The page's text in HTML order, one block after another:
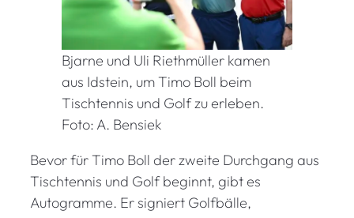
Bjarne und Uli Riethmüller kamen
aus Idstein, um Timo Boll beim
Tischtennis und Golf zu erleben.
Foto: A. Bensiek
Bevor für Timo Boll der zweite Durchgang aus
Tischtennis und Golf beginnt, gibt es
Autogramme. Er signiert Golfbälle,